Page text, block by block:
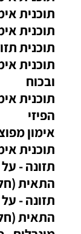
תוכנית
תוכנית
תוכנית
תוכנית
ובכוח
תוכנית
הפיזי
אימון
תוכנית
תזונה -
התאית
תזונה -
התאית